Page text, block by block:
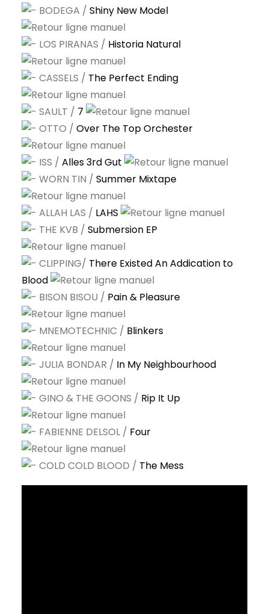
BODEGA / Shiny New Model
LOS PIRANAS / Historia Natural
CASSELS / The Perfect Ending
SAULT / 7
OTTO / Over The Top Orchester
ISS / Alles 3rd Gut
WORN TIN / Summer Mixtape
ALLAH LAS / LAHS
THE KVB / Submersion EP
CLIPPING/ There Existed An Addication to
Blood
BISON BISOU / Pain & Pleasure
MNEMOTECHNIC / Blinkers
JULIA BONDAR / In My Neighbourhood
GINO & THE GOONS / Rip It Up
FABIENNE DELSOL / Four
COLD COLD BLOOD / The Mess